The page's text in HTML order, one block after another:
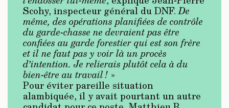
Scohy, inspecteur général du DNF.De
même, des opérations planifiées de contrôle
du garde-chasse ne devraient pas être
confiées au garde forestier qui est son frère
et il ne faut pas y voir là un procès
d’intention. Je relierais plutôt cela à du
bien-être au travail ! »
Pour éviter pareille situation
alambiquée, il y avait pourtant un autre